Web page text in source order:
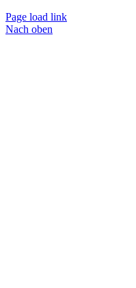
Page load link
Nach oben